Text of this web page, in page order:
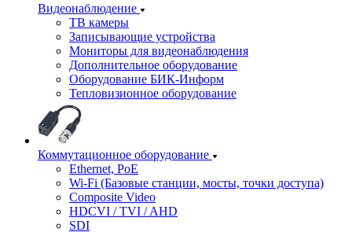
Видеонаблюдение
ТВ камеры
Записывающие устройства
Мониторы для видеонаблюдения
Дополнительное оборудование
Оборудование БИК-Информ
Тепловизионное оборудование
Коммутационное оборудование
Ethernet, PoE
Wi-Fi (Базовые станции, мосты, точки доступа)
Composite Video
HDCVI / TVI / AHD
SDI